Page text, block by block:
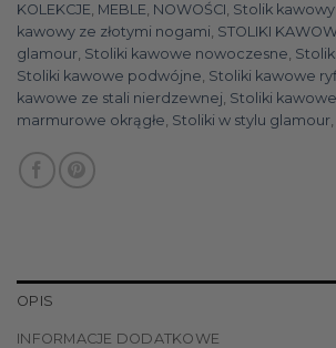
KOLEKCJE, MEBLE, NOWOŚCI, Stolik
kawowy ze złotymi nogami, STOLIKI
glamour, Stoliki kawowe nowoczesne,
Stoliki kawowe podwójne, Stoliki kawowe
kawowe ze stali nierdzewnej, Stoliki
marmurowe okrągłe, Stoliki w stylu glamour,
OPIS
INFORMACJE DODATKOWE